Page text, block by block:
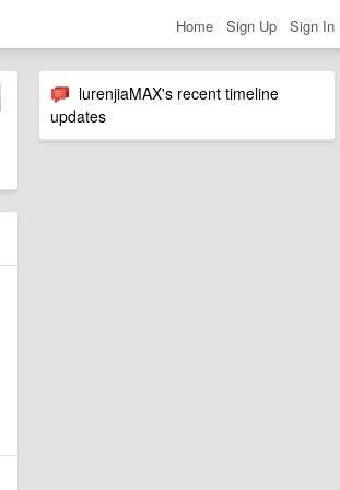
Home Sign Up Sign In
lurenjiaMAX's recent timeline
updates